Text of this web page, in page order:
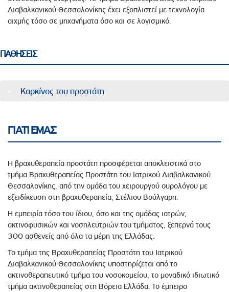
Διαβαλκανικού Θεσσαλονίκης έχει εξοπλιστεί με τεχνολογία
αιχμής τόσο σε μηχανήματα όσο και σε λογισμικό.
ΠΑΘΗΣΕΙΣ
Καρκίνος του προστάτη
ΓΙΑΤΙ ΕΜΑΣ
Η βραχυθεραπεία προστάτη προσφέρεται αποκλειστικά στο
τμήμα Βραχυθεραπείας Προστάτη του Ιατρικού Διαβαλκανικού
Θεσσαλονίκης, από την ομάδα του χειρουργού ουρολόγου με
εξειδίκευση στη βραχυθεραπεία, Στέλιου Βούλγαρη.
Η εμπειρία τόσο του ίδιου, όσο και της ομάδας ιατρών,
ακτινοφυσικών και νοσηλευτριών του τμήματος, ξεπερνά τους
300 ασθενείς από όλα τα μέρη της Ελλάδας.
Το τμήμα της Βραχυθεραπείας Προστάτη του Ιατρικού
Διαβαλκανικού Θεσσαλονίκης υποστηρίζεται από το
ακτινοθεραπευτικό τμήμα του νοσοκομείου, το μοναδικό ιδιωτικό
τμήμα ακτινοθεραπείας στη Βόρεια Ελλάδα. Το έμπειρο